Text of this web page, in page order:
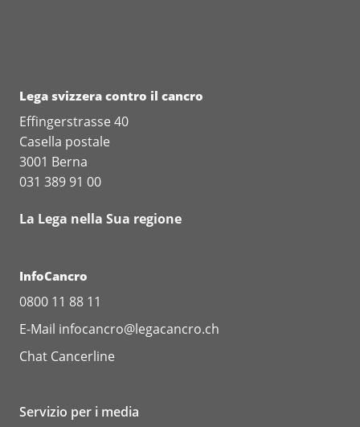
Lega svizzera contro il cancro
Effingerstrasse 40
Casella postale
3001 Berna
031 389 91 00
La Lega nella Sua regione
InfoCancro
0800 11 88 11
E-Mail infocancro@legacancro.ch
Chat Cancerline
Servizio per i media